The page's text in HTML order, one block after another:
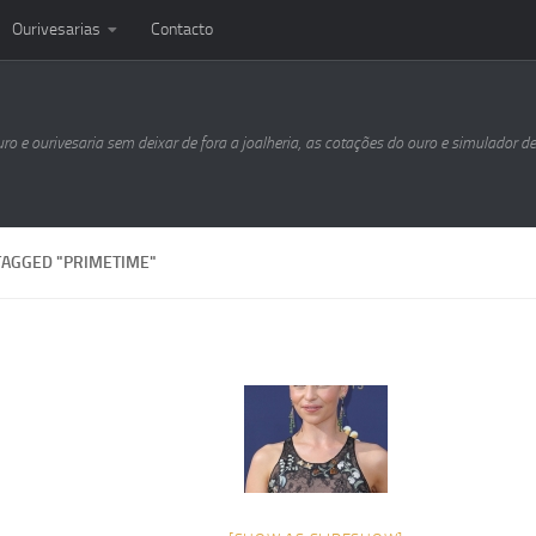
Ourivesarias Contacto
e ourivesaria sem deixar de fora a joalheria, as cotações do ouro e simulador
"PRIMETIME"